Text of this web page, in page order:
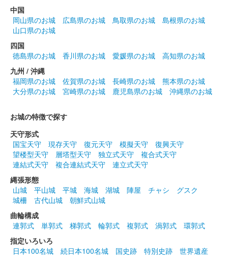
中国
岡山県のお城
広島県のお城 鳥取県のお城
島根県のお城
山口県のお城
四国
徳島県のお城
香川県のお城 愛媛県のお城
高知県のお城
九州 / 沖縄
福岡県のお城
佐賀県のお城 長崎県のお城
熊本県のお城
大分県のお城
宮崎県のお城 鹿児島県のお城 沖縄県のお城
お城の特徴で探す
天守形式
国宝天守
現存天守 復元天守 模擬天守
復興天守
望楼型天守
層塔型天守 独立式天守
複合式天守
連結式天守
複合連結式天守
連立式天守
縄張形態
山城
平山城 平城 海城 湖城 陣屋 チャシ
グスク
城柵
古代山城
朝鮮式山城
曲輪構成
連郭式
単郭式 梯郭式 輪郭式 複郭式 渦郭式
環郭式
指定いろいろ
日本100名城
続日本100名城 国史跡 特別史跡 世界遺産